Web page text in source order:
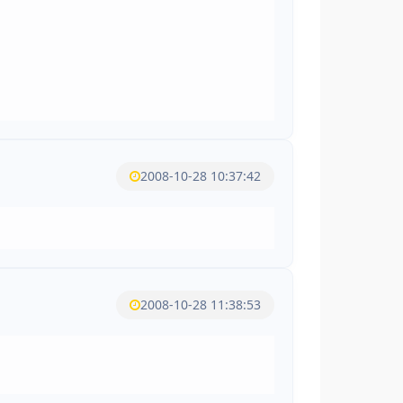
2008-10-28 10:37:42
2008-10-28 11:38:53